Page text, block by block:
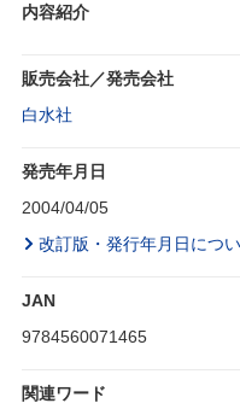
内容紹介
販売会社／発売会社
白水社
発売年月日
2004/04/05
改訂版・発行年月日につ
JAN
9784560071465
関連ワード